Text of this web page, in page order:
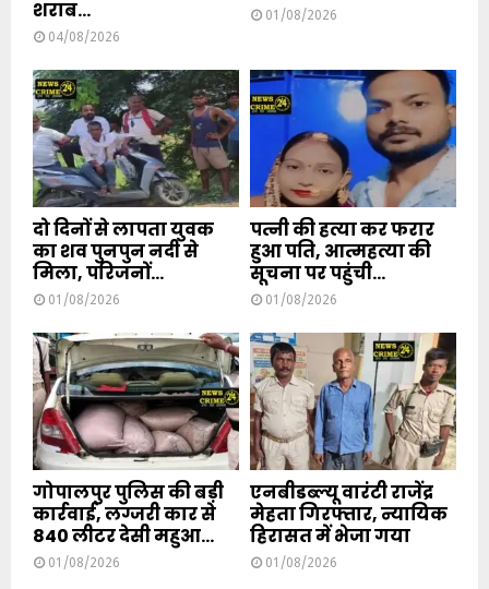
शराब...
04/08/2026
01/08/2026
दो दिनों से लापता युवक
का शव पुनपुन नदी से
मिला, परिजनों...
01/08/2026
पत्नी की हत्या कर फरार
हुआ पति, आत्महत्या की
सूचना पर पहुंची...
01/08/2026
गोपालपुर पुलिस की बड़ी
कार्रवाई, लग्जरी कार से
840 लीटर देसी महुआ...
01/08/2026
एनबीडब्ल्यू वारंटी राजेंद्र
मेहता गिरफ्तार, न्यायिक
हिरासत में भेजा गया
01/08/2026